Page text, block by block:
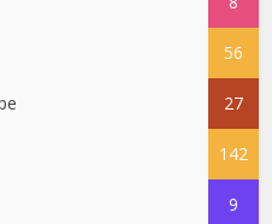
56
27
142
9